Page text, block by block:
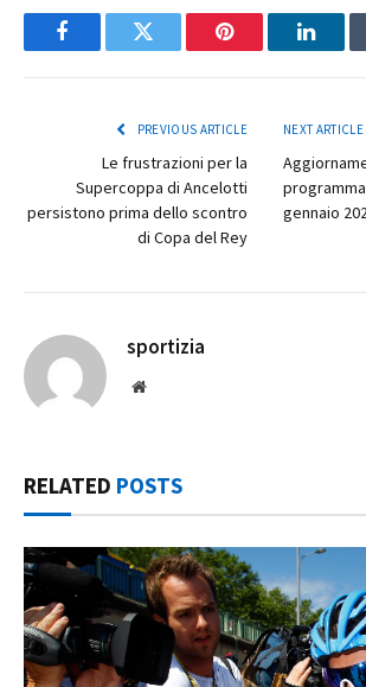
FacebookTwitter Pinterest
PREVIOUS ARTICLE
Le frustrazioni per la
Supercoppa di Ancelotti
persistono prima dello scontro
di Copa del Rey
NEXT ARTICLE
gennaio
sportizia
Website
RELATED POSTS